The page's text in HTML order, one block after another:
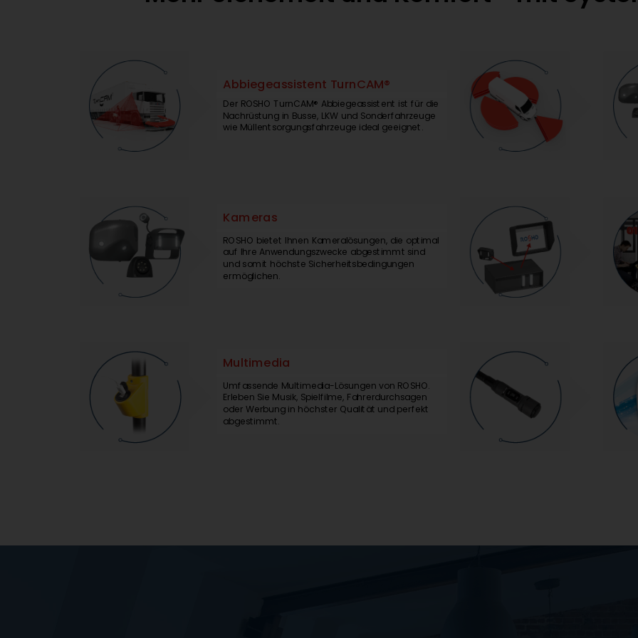
Der ROSHO TurnCAM® Abbiegeassistent ist für die
Nachrüstung in Busse, LKW und Sonderfahrzeuge
wie Müllentsorgungs­fahrzeuge ideal geeignet.
Abbiegeassistent TurnCAM®
Das
ROSHO bietet Ihnen Kameralösungen, die optimal
auf Ihre Anwendungszwecke abgestimmt sind
und somit höchste Sicherheitsbedingungen
ermöglichen.
Kameras
an
Umfassende Multimedia-Lösungen von ROSHO.
Erleben Sie Musik, Spielfilme, Fahrerdurchsagen
oder Werbung in höchster Qualität und perfekt
abgestimmt.
Multimedia Audio